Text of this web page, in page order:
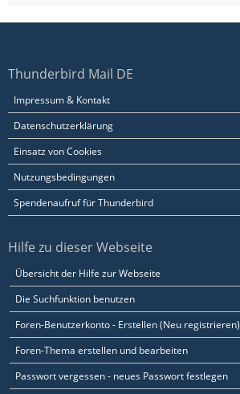
Thunderbird Mail DE
Impressum & Kontakt
Datenschutzerklärung
Einsatz von Cookies
Nutzungsbedingungen
Spendenaufruf für Thunderbird
Hilfe zu dieser Webseite
Übersicht der Hilfe zur Webseite
Die Suchfunktion benutzen
Foren-Benutzerkonto - Erstellen (Neu registrieren)
Foren-Thema erstellen und bearbeiten
Passwort vergessen - neues Passwort festlegen